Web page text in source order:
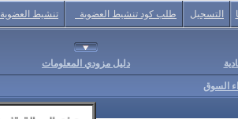
التسجيل طلب كود تنشيط العضوية تنشيط العضوية
دليل مزودي المعلومات
السوق